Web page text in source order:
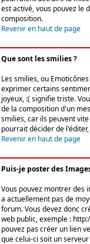
est activé, vous pouvez le
composition.
Revenir en haut de page
Que sont les smilies ?
Les smilies, ou
exprimer certains
joyeux, :( signifie triste.
de la composition d'un
smilies, car ils peuvent
pourrait décider de
Revenir en haut de page
Puis-je poster des
Vous pouvez montrer des
a actuellement pas de
forum. Vous devez donc
web public, exemple :
pouvez pas créer un lien
que celui-ci soit un